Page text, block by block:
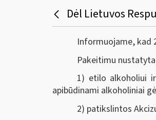
Dėl Lietuvos
Informuojame, kad
Pakeitimu
1) etilo alkoholiui
apibūdinami alkoholiniai
2) patikslintos